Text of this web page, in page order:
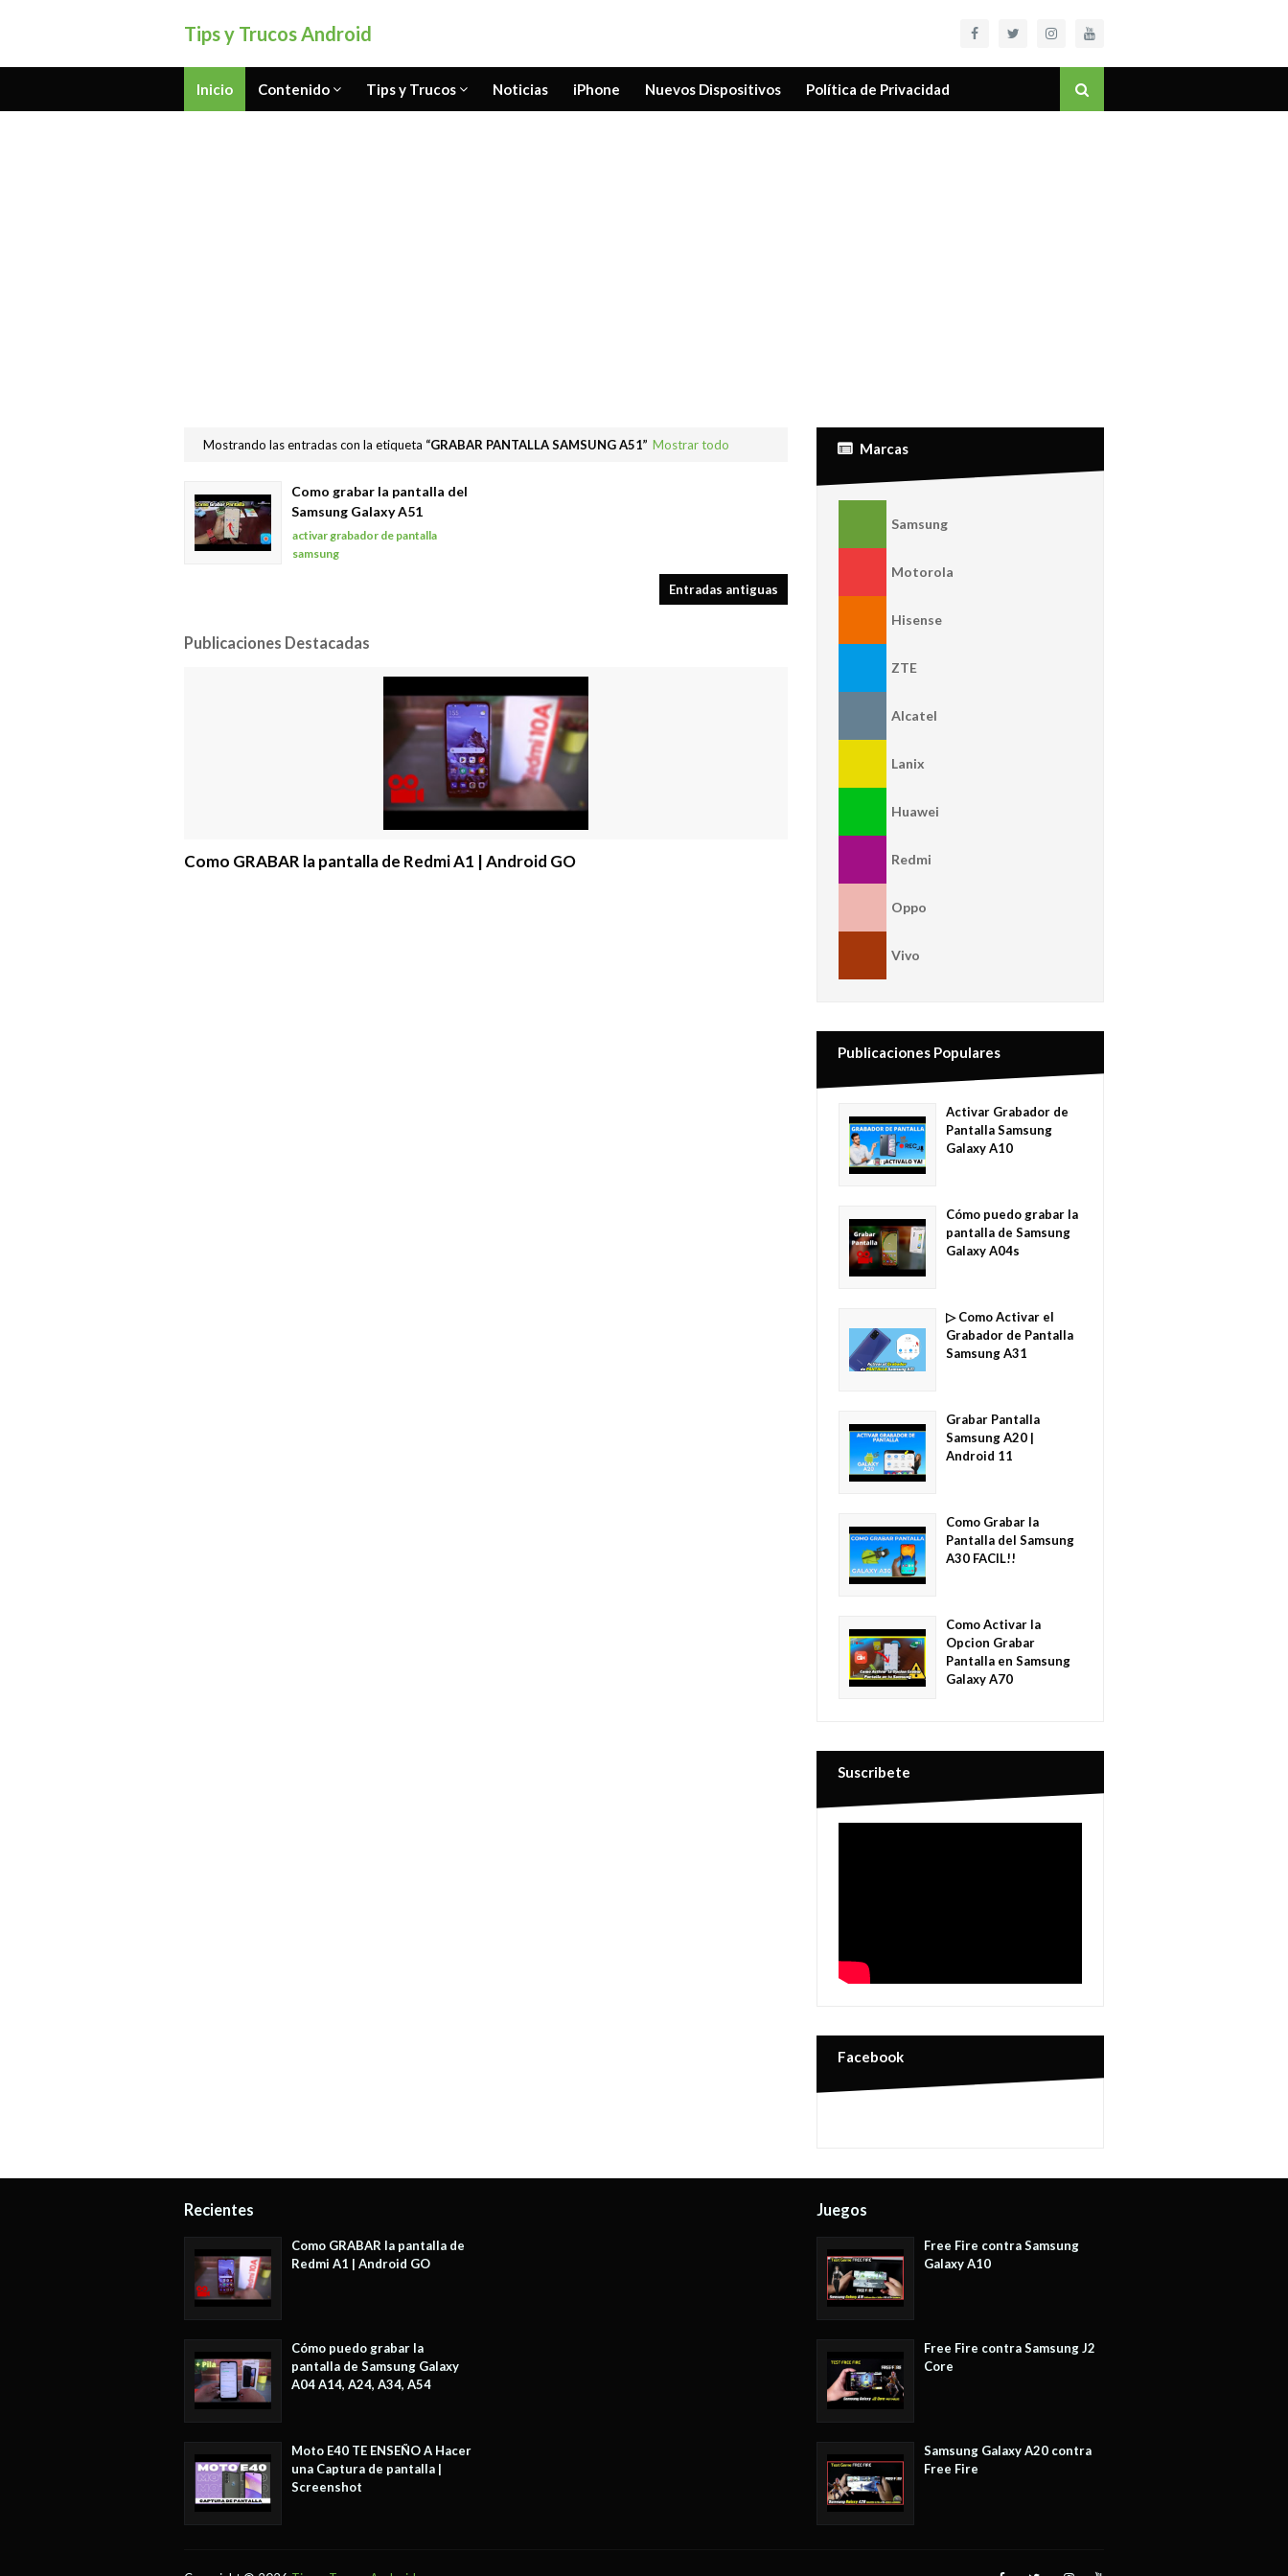
Tips y Trucos Android
Inicio Contenido Tips y Trucos Noticias iPhone Nuevos Dispositivos Política de Privacidad
Mostrando las entradas con la etiqueta GRABAR PANTALLA SAMSUNG A51 Mostrar todo
Como grabar la pantalla del
Samsung Galaxy A51
activar grabador de pantalla
samsung
Entradas antiguas
Publicaciones Destacadas
Como GRABAR la pantalla de Redmi A1 | Android GO
Marcas
Samsung
Motorola
Hisense
ZTE
Alcatel
Lanix
Huawei
Redmi
Oppo
Vivo
Publicaciones Populares
Activar Grabador de
Pantalla Samsung
Galaxy A10
Cómo puedo grabar la
pantalla de Samsung
Galaxy A04s
▷ Como Activar el
Grabador de Pantalla
Samsung A31
Grabar Pantalla
Samsung A20 |
Android 11
Como Grabar la
Pantalla del Samsung
A30 FACIL!!
Como Activar la
Opcion Grabar
Pantalla en Samsung
Galaxy A70
Suscribete
Facebook
Recientes
Como GRABAR la pantalla de
Redmi A1 | Android GO
Cómo puedo grabar la
pantalla de Samsung Galaxy
A04 A14, A24, A34, A54
Moto E40 TE ENSEÑO A Hacer
una Captura de pantalla |
Screenshot
Juegos
Free Fire contra Samsung
Galaxy A10
Free Fire contra Samsung J2
Core
Samsung Galaxy A20 contra
Free Fire